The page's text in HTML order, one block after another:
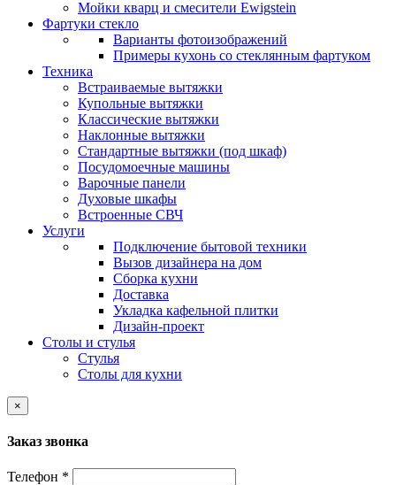
Мойки кварц и смесители Ewigstein
Фартуки стекло
Варианты фотоизображений
Примеры кухонь со стеклянным фартуком
Техника
Встраиваемые вытяжки
Купольные вытяжки
Классические вытяжки
Наклонные вытяжки
Стандартные вытяжки (под шкаф)
Посудомоечные машины
Варочные панели
Духовые шкафы
Встроенные СВЧ
Услуги
Подключение бытовой техники
Вызов дизайнера на дом
Сборка кухни
Доставка
Укладка кафельной плитки
Дизайн-проект
Столы и стулья
Стулья
Столы для кухни
×
Заказ звонка
Телефон *